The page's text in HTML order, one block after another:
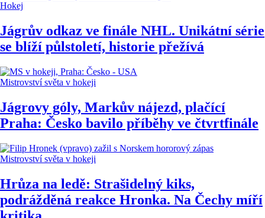
Hokej
Jágrův odkaz ve finále NHL. Unikátní série
se blíží půlstoletí, historie přežívá
Mistrovství světa v hokeji
Jágrovy góly, Markův nájezd, plačící
Praha: Česko bavilo příběhy ve čtvrtfinále
Mistrovství světa v hokeji
Hrůza na ledě: Strašidelný kiks,
podrážděná reakce Hronka. Na Čechy míří